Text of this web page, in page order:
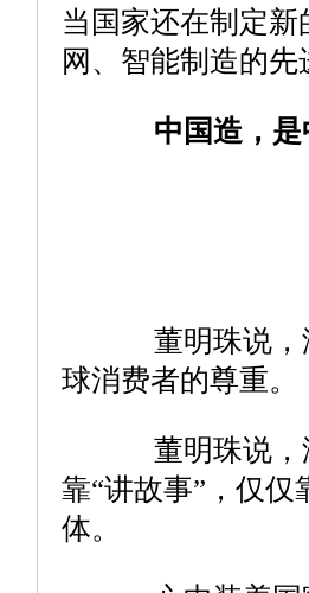
当国家还在制定
网、智能制造的先
中国造，
董明珠说，没
球消费者的尊重。
董明珠说，
靠“讲故事”，仅
体。